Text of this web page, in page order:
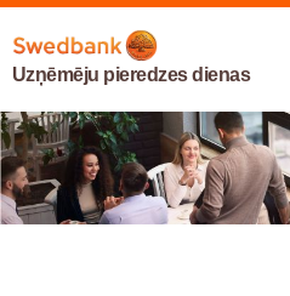
Uzņēmēju pieredzes dienas